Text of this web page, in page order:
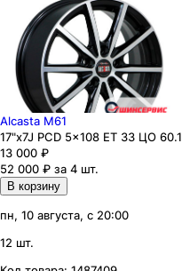
Alcasta M61
17"x7J PCD 5x108 ЕТ 33 ЦО 60.1
13 000 ₽
52 000 ₽ за 4 шт.
В корзину
пн, 10 августа, с 20:00
12 шт.